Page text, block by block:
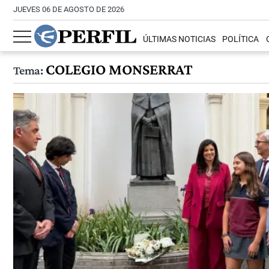
JUEVES 06 DE AGOSTO DE 2026
ÚLTIMAS NOTICIAS POLÍTICA
Tema:COLEGIO MONSERRAT